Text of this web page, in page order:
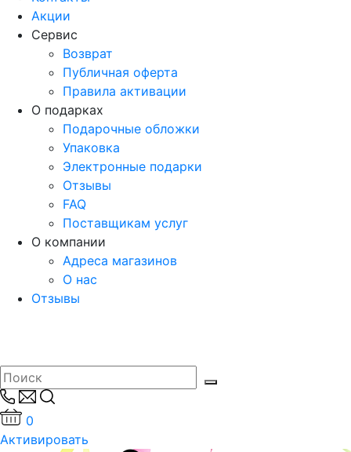
Акции
Сервис
Возврат
Публичная оферта
Правила активации
О подарках
Подарочные обложки
Упаковка
Электронные подарки
Отзывы
FAQ
Поставщикам услуг
О компании
Адреса магазинов
О нас
Отзывы
0
Активировать